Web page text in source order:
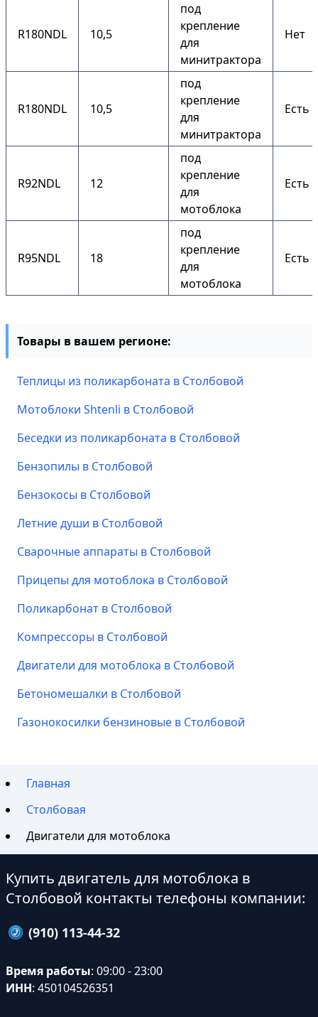
R180NDL 10,5
под
крепление
для
минитрактора
Нет
R180NDL 10,5
под
крепление
для
минитрактора
Есть
R92NDL 12
под
крепление
для
мотоблока
Есть
R95NDL 18
под
крепление
для
мотоблока
Есть
Товары в вашем регионе:
Теплицы из поликарбоната в Столбовой
Мотоблоки Shtenli в Столбовой
Беседки из поликарбоната в Столбовой
Бензопилы в Столбовой
Бензокосы в Столбовой
Летние души в Столбовой
Сварочные аппараты в Столбовой
Прицепы для мотоблока в Столбовой
Поликарбонат в Столбовой
Компрессоры в Столбовой
Двигатели для мотоблока в Столбовой
Бетономешалки в Столбовой
Газонокосилки бензиновые в Столбовой
Главная
Столбовая
Двигатели для мотоблока
Купить двигатель для мотоблока в
Столбовой контакты телефоны компании:
(910) 113-44-32
Время работы: 09:00 - 23:00
ИНН: 450104526351